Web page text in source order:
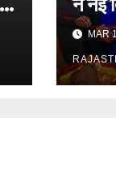
उत्सव
शुभारंभ
MAR